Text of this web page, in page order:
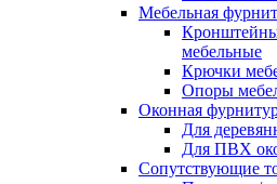
Мебельная
мебельные
Крючки
Опоры
Оконная
Для
Для ПВХ
Сопутствующие